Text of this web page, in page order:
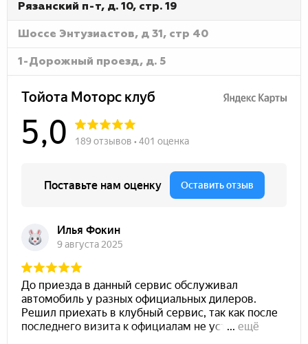
Рязанский п-т, д. 10, стр. 19
Шоссе Энтузиастов, д 31, стр 40
1-Дорожный проезд, д. 5